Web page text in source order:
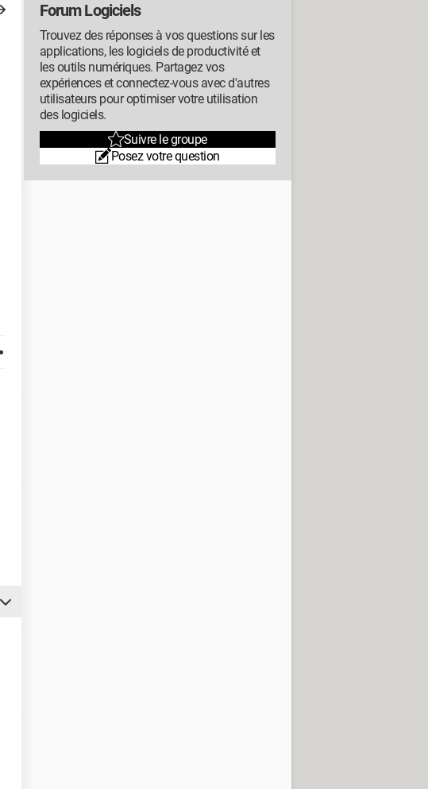
Forum Logiciels
Trouvez des réponses à vos questions sur les
applications, les logiciels de productivité et
les outils numériques. Partagez vos
expériences et connectez-vous avec d'autres
utilisateurs pour optimiser votre utilisation
des logiciels.
Suivre le groupe
Posez votre question